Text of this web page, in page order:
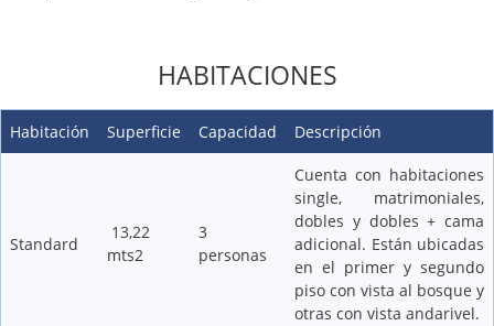
HABITACIONES
Habitación Superficie Capacidad Descripción
Standard
13,22
mts2
3
personas
Cuenta con habitaciones
single, matrimoniales,
dobles y dobles + cama
adicional. Están ubicadas
en el primer y segundo
piso con vista al bosque y
otras con vista andarivel.